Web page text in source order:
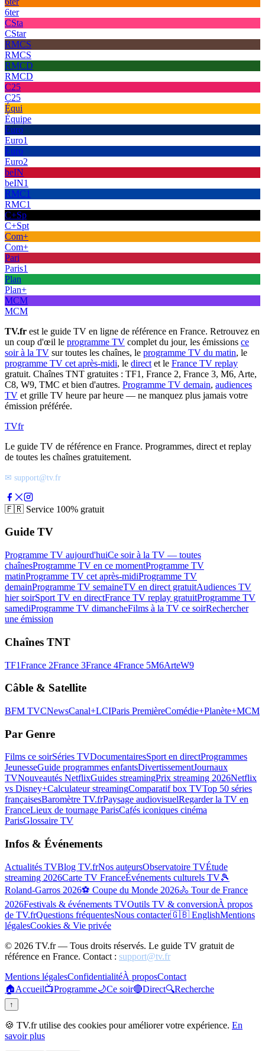
6ter
CSta
CStar
RMCS
RMCS
RMCD
RMCD
C25
C25
Équi
Équipe
Euro
Euro1
Euro
Euro2
beIN
beIN1
RMC1
RMC1
C+Sp
C+Spt
Com+
Com+
Pari
Paris1
Plan
Plan+
MCM
MCM
TV.fr est le guide TV en ligne de référence en France. Retrouvez en
un coup d'œil le programme TV complet du jour, les émissions ce
soir à la TV sur toutes les chaînes, le programme TV du matin, le
programme TV cet après-midi, le direct et le France TV replay
gratuit. Chaînes TNT gratuites : TF1, France 2, France 3, M6, Arte,
C8, W9, TMC et bien d'autres. Programme TV demain, audiences
TV et grille TV heure par heure — ne manquez plus jamais votre
émission préférée.
TVfr
Le guide TV de référence en France. Programmes, direct et replay
de toutes les chaînes gratuitement.
✉ support@tv.fr
🇫🇷 Service 100% gratuit
Guide TV
Programme TV aujourd'huiCe soir à la TV — toutes
chaînesProgramme TV en ce momentProgramme TV
matinProgramme TV cet après-midiProgramme TV
demainProgramme TV semaineTV en direct gratuitAudiences TV
hier soirSport TV en directFrance TV replay gratuitProgramme TV
samediProgramme TV dimancheFilms à la TV ce soirRechercher
une émission
Chaînes TNT
TF1France 2France 3France 4France 5M6ArteW9
Câble & Satellite
BFM TVCNewsCanal+LCIParis PremièreComédie+Planète+MCM
Par Genre
Films ce soirSéries TVDocumentairesSport en directProgrammes
JeunesseGuide programmes enfantsDivertissementJournaux
TVNouveautés NetflixGuides streamingPrix streaming 2026Netflix
vs Disney+Calculateur streamingComparatif box TVTop 50 séries
françaisesBaromètre TV.frPaysage audiovisuelRegarder la TV en
FranceLieux de tournage ParisCafés iconiques cinéma
ParisGlossaire TV
Infos & Événements
Actualités TVBlog TV.frNos auteursObservatoire TVÉtude
streaming 2026Carte TV FranceÉvénements culturels TV🎾
Roland-Garros 2026⚽ Coupe du Monde 2026🚴 Tour de France
2026Festivals & événements TVOutils TV & conversionÀ propos
de TV.frQuestions fréquentesNous contacter🇬🇧 EnglishMentions
légalesCookies & Vie privée
© 2026 TV.fr — Tous droits réservés. Le guide TV gratuit de
référence en France. Contact : support@tv.fr
Mentions légalesConfidentialitéÀ proposContact
🏠Accueil📺Programme🌙Ce soir🔴Direct🔍Recherche
↑
🍪 TV.fr utilise des cookies pour améliorer votre expérience. En
savoir plus